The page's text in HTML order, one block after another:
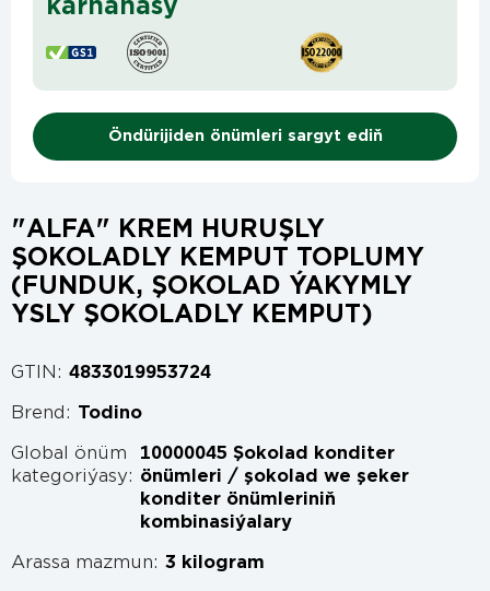
kärhanasy
Öndürijiden önümleri sargyt ediň
"ALFA" KREM HURUŞLY
ŞOKOLADLY KEMPUT TOPLUMY
(FUNDUK, ŞOKOLAD ÝAKYMLY
YSLY ŞOKOLADLY KEMPUT)
GTIN: 4833019953724
Brend: Todino
Global önüm
kategoriýasy:
10000045 Şokolad konditer
önümleri / şokolad we şeker
konditer önümleriniň
kombinasiýalary
Arassa mazmun: 3 kilogram